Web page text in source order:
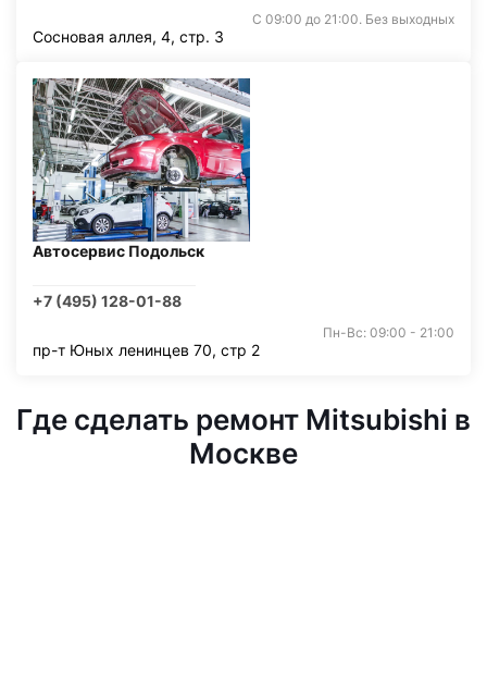
С 09:00 до 21:00. Без выходных
Сосновая аллея, 4, стр. 3
Автосервис Подольск
+7 (495) 128-01-88
Пн-Вс: 09:00 - 21:00
пр-т Юных ленинцев 70, стр 2
Где сделать ремонт Mitsubishi в
Москве